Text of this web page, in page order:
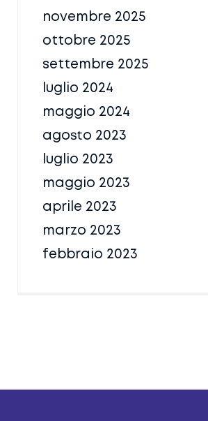
novembre 2025
ottobre 2025
settembre 2025
luglio 2024
maggio 2024
agosto 2023
luglio 2023
maggio 2023
aprile 2023
marzo 2023
febbraio 2023